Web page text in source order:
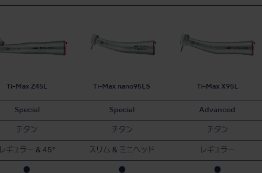
Ti-Max Z45L
Special
チタン
レギュラー & 45°
●
Ti-Max nano95LS
Special
チタン
スリム & ミニヘッド
●
Ti-Max X95L
Advanced
チタン
レギュラー
●